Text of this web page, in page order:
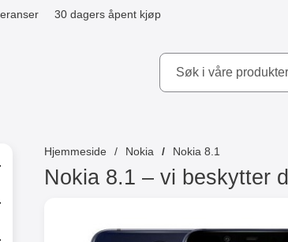
30 dagers åpent kjøp
Billiga Mobilskydd AB
Hjemmeside Nokia Nokia 8.1
Nokia 8.1 – vi beskytter